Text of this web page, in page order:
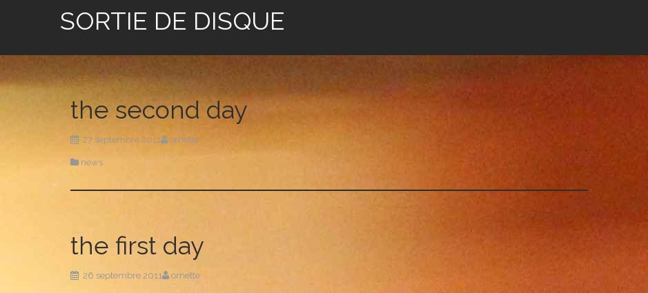
SORTIE DE DISQUE
the second day
27 septembre 2011 ornette
news
the first day
26 septembre 2011 ornette